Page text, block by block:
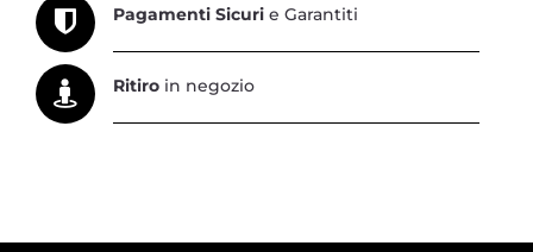
Pagamenti Sicuri e Garantiti
Ritiro in negozio